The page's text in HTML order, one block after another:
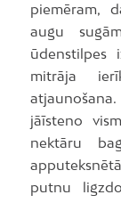
piemēram,
augu
ūdenstilpes
mitrāja
jāīsteno
nektāru
putnu